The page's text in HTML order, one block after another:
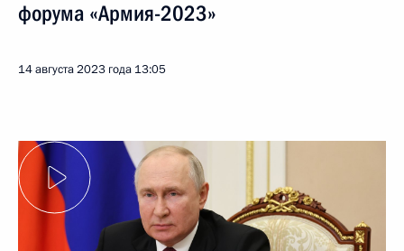
форума «Армия-2023»
14 августа 2023 года 13:05